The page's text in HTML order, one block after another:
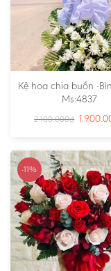
Kệ hoa chia buồn -
Ms:4837
2.100.000₫
-11%